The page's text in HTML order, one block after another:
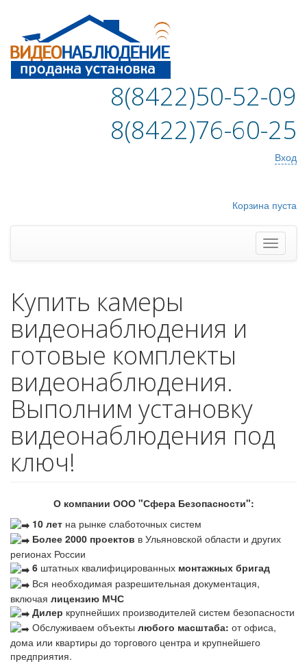
8(8422)50-52-09
8(8422)76-60-25
Вход
Корзина пуста
Купить камеры
видеонаблюдения и
готовые комплекты
видеонаблюдения.
Выполним установку
видеонаблюдения под
ключ!
О компании ООО "Сфера Безопасности":
10 лет на рынке слаботочных систем
Более 2000 проектов в Ульяновской области и других
регионах России
6 штатных квалифицированных монтажных бригад
Вся необходимая разрешительная документация,
включая лицензию МЧС
Дилер крупнейших производителей систем безопасности
Обслуживаем объекты любого масштаба: от офиса,
дома или квартиры до торгового центра и крупнейшего
предприятия.